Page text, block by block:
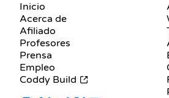
Inicio
Acerca de
Afiliado
Profesores
Prensa
Empleo
Coddy Build